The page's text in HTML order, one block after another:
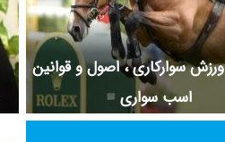
سوارکاری ، اصول و قوانین
اسب سواری